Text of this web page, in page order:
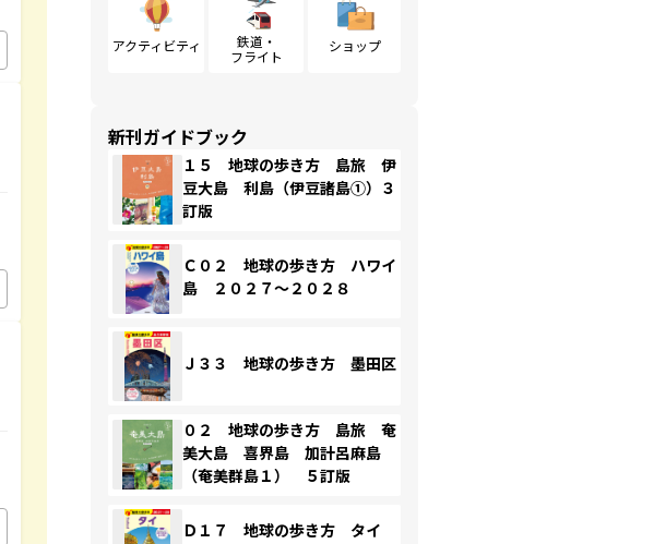
アクティビティ
鉄道・
フライト
ショップ
新刊ガイドブック
１５ 地球の歩き方 島旅 伊
豆大島 利島（伊豆諸島①）３
訂版
Ｃ０２ 地球の歩き方 ハワイ
島 ２０２７～２０２８
Ｊ３３ 地球の歩き方 墨田区
０２ 地球の歩き方 島旅 奄
美大島 喜界島 加計呂麻島
（奄美群島１） ５訂版
Ｄ１７ 地球の歩き方 タイ